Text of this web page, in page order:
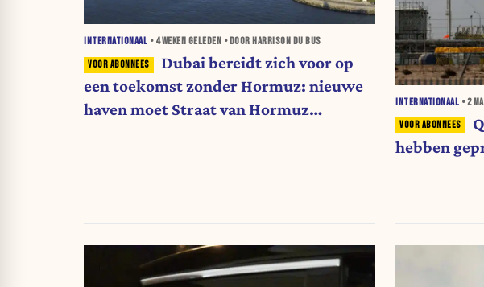
INTERNATIONAAL • 4 WEKEN GELEDEN • DOOR HARRISON DU BUS
Dubai bereidt zich voor op
een toekomst zonder Hormuz: nieuwe
haven moet Straat van Hormuz
INTERNATIONAAL •2
hebben